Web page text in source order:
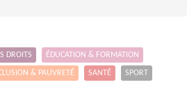
DROITS ÉDUCATION & FORMATION
& PAUVRETÉ SANTÉ SPORT